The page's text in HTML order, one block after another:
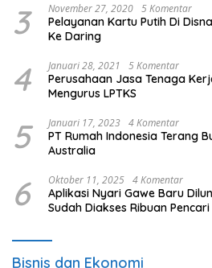
3 November 27, 2020 5 Komentar
Pelayanan Kartu Putih Di
Ke Daring
4 Januari 28, 2021 5 Komentar
Perusahaan Jasa Tenaga
Mengurus LPTKS
5 Januari 17, 2023 4 Komentar
PT Rumah Indonesia Terang
Australia
6 Oktober 11, 2025 4 Komentar
Aplikasi Nyari Gawe Baru
Sudah Diakses Ribuan
Bisnis dan Ekonomi